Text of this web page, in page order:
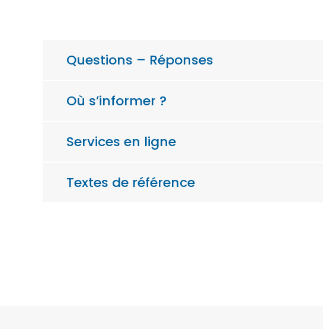
Questions – Réponses
Où s’informer ?
Services en ligne
Textes de référence